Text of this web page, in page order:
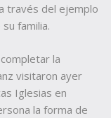
través del ejemplo
familia.
la
visitaron ayer
Iglesias en
la forma de